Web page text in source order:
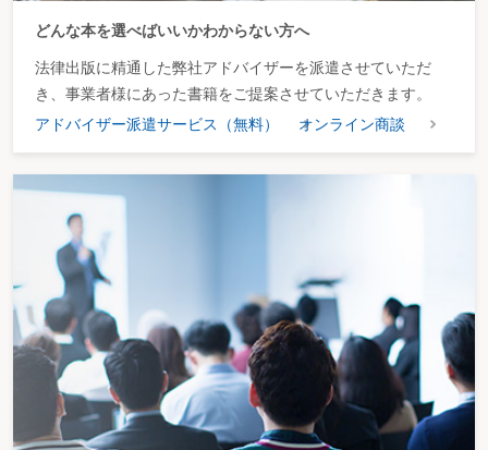
どんな本を選べばいいかわからない方へ
法律出版に精通した弊社アドバイザーを派遣させていただ
き、事業者様にあった書籍をご提案させていただきます。
アドバイザー派遣サービス（無料）
オンライン商談